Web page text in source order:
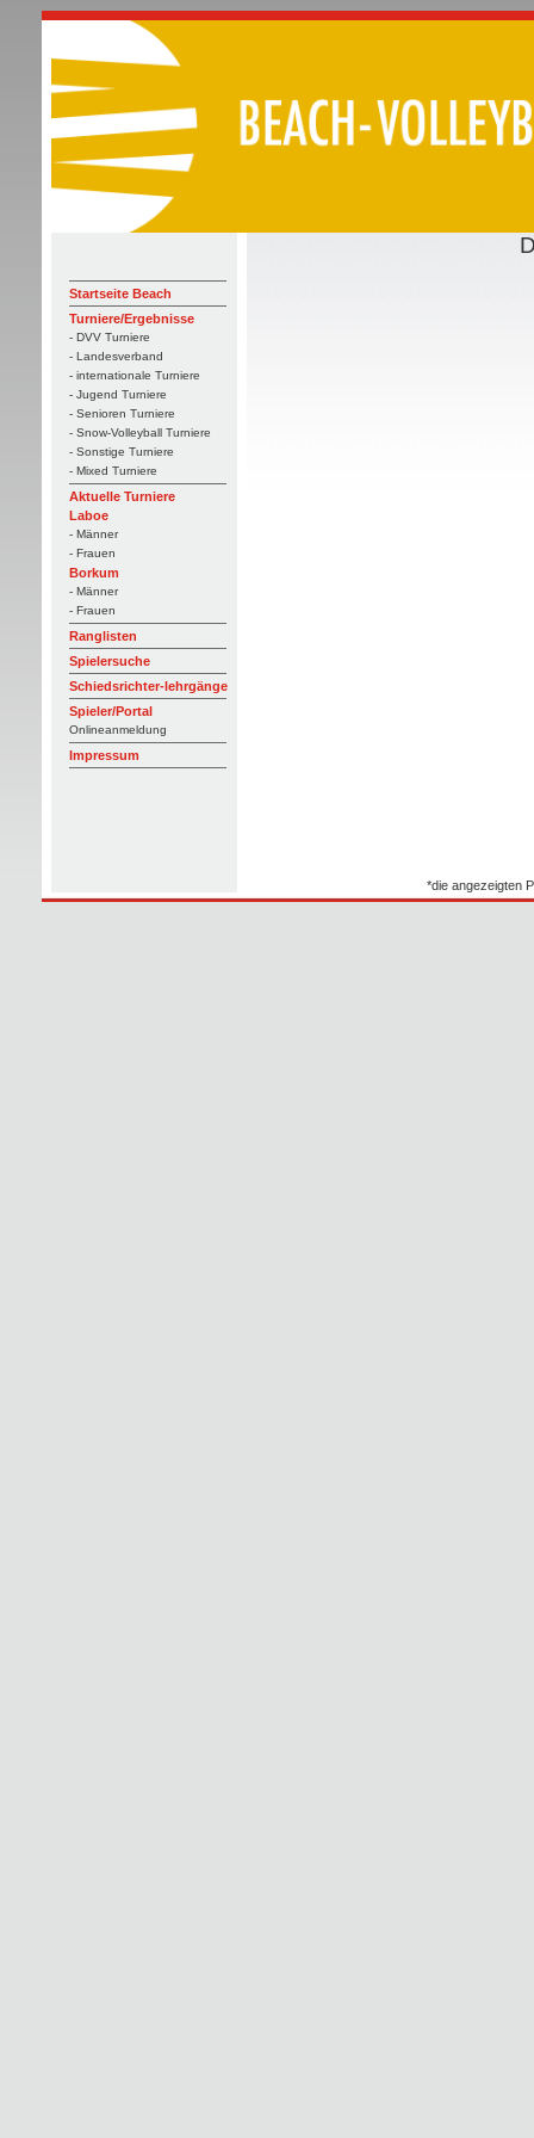
Startseite Beach
Turniere/Ergebnisse
- DVV Turniere
- Landesverband
- internationale Turniere
- Jugend Turniere
- Senioren Turniere
- Snow-Volleyball Turniere
- Sonstige Turniere
- Mixed Turniere
Aktuelle Turniere
Laboe
- Männer
- Frauen
Borkum
- Männer
- Frauen
Ranglisten
Spielersuche
Schiedsrichter-lehrgänge
Spieler/Portal
Onlineanmeldung
Impressum
*die angezeigten